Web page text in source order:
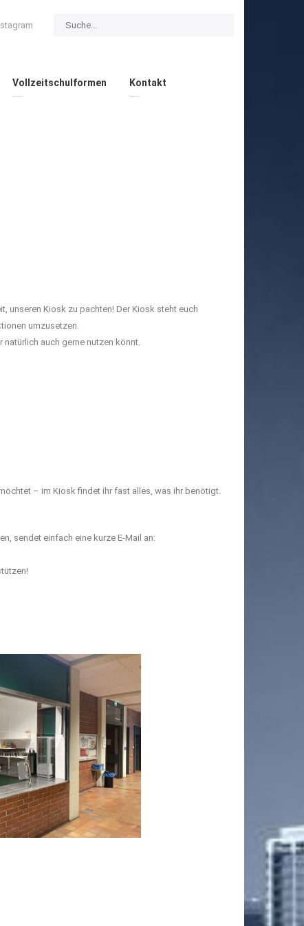
Vollzeitschulformen Kontakt
unseren Kiosk zu pachten! Der Kiosk steht euch
umzusetzen.
auch gerne nutzen könnt.
– im Kiosk findet ihr fast alles, was ihr benötigt.
sendet einfach eine kurze E-Mail an: